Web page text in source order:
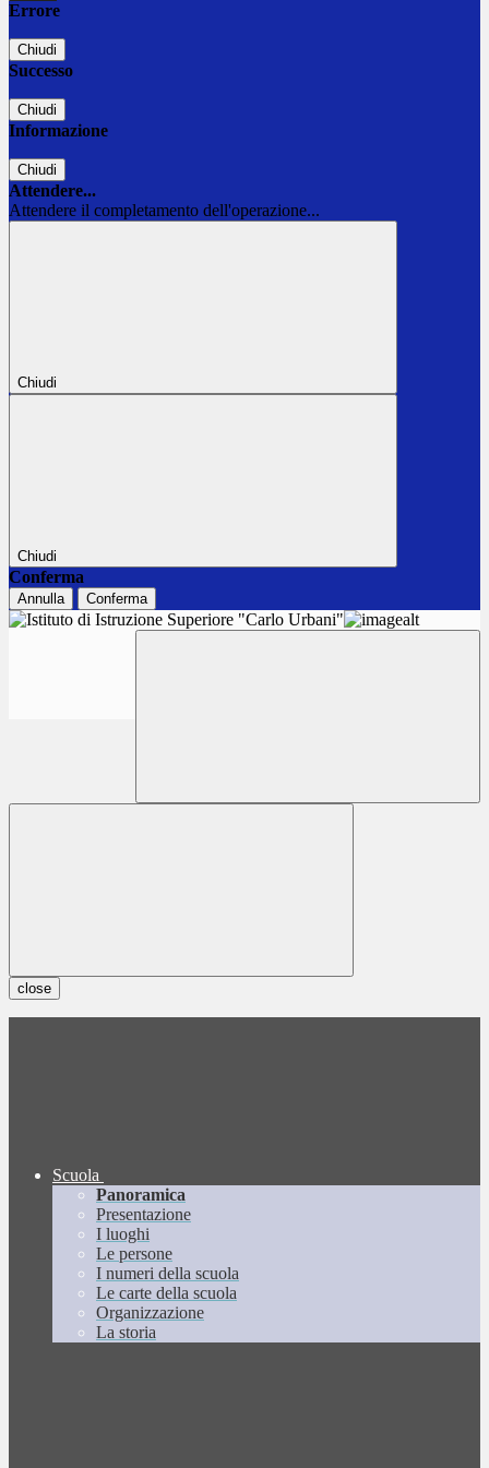
Errore
Chiudi
Successo
Chiudi
Informazione
Chiudi
Attendere...
Attendere il completamento dell'operazione...
Chiudi
Chiudi
Conferma
Annulla Conferma
close
Scuola
Panoramica
Presentazione
I luoghi
Le persone
I numeri della scuola
Le carte della scuola
Organizzazione
La storia